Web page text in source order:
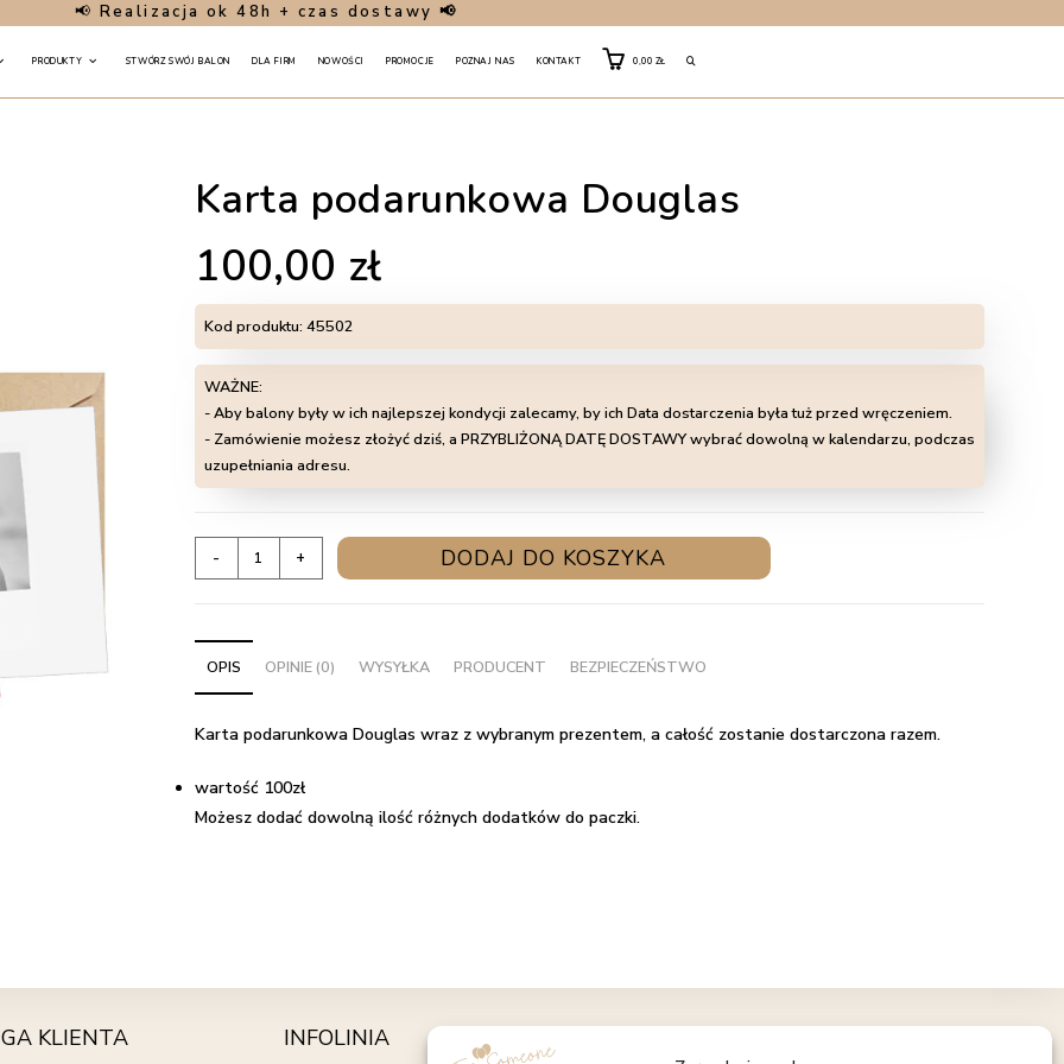
📢 Realizacja ok 48h + czas dostawy 📢
PRODUKTY STWÓRZ SWÓJ BALON DLA FIRM NOWOŚCI PROMOCJE POZNAJ NAS KONTAKT 0,00ZŁ TOGGLE
SEARCH
Karta podarunkowa Douglas
100,00 zł
Kod produktu: 45502
WAŻNE:
- Aby balony były w ich najlepszej kondycji zalecamy, by ich Data dostarczenia była tuż przed wręczeniem.
- Zamówienie możesz złożyć dziś, a PRZYBLIŻONĄ DATĘ DOSTAWY wybrać dowolną w kalendarzu, podczas
uzupełniania adresu.
Karta
Douglas
- + DODAJ DO KOSZYKA
OPIS OPINIE (0) WYSYŁKA PRODUCENT BEZPIECZEŃSTWO
Karta podarunkowa Douglas wraz z wybranym prezentem, a całość zostanie dostarczona razem.
wartość 100zł
Możesz dodać dowolną ilość różnych dodatków do paczki.
KLIENTA INFOLINIA